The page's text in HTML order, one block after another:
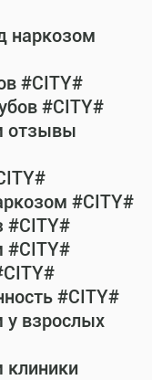
наркозом
#CITY#
#CITY#
отзывы
#CITY#
#CITY#
#CITY#
#CITY#
у взрослых
клиники